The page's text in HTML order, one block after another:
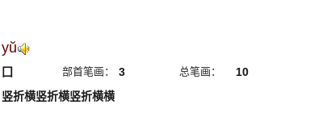
yŭ
囗 部首笔画： 3 总笔画： 10
竖折横竖折横竖折横横